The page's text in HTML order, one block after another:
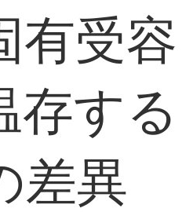
有受容
存する
差異